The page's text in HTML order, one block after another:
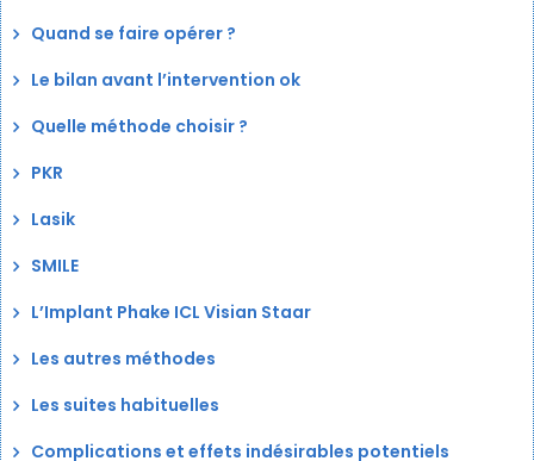
Quand se faire opérer ?
Le bilan avant l’intervention ok
Quelle méthode choisir ?
PKR
Lasik
SMILE
L’Implant Phake ICL Visian Staar
Les autres méthodes
Les suites habituelles
Complications et effets indésirables potentiels